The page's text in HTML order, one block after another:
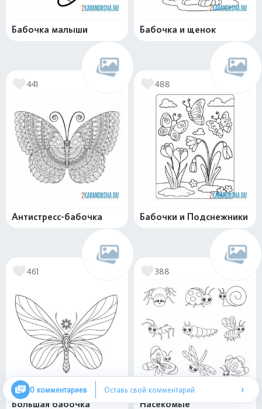
Бабочка малыши Бабочка и щенок
441
Антистресс-бабочка
488
Бабочки и Подснежники
461
Большая бабочка
388
Насекомые
0 комментариев Оставь свой комментарий ›